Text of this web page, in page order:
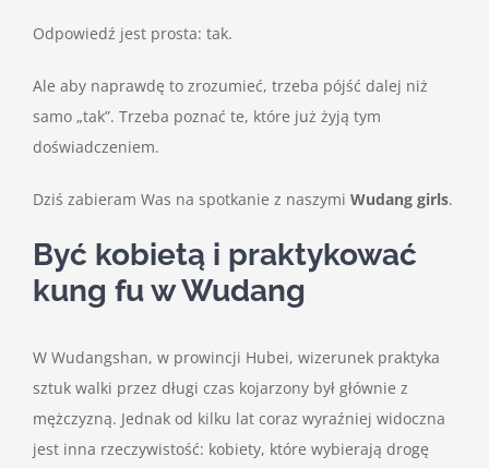
Odpowiedź jest prosta: tak.
Ale aby naprawdę to zrozumieć, trzeba pójść dalej niż
samo „tak”. Trzeba poznać te, które już żyją tym
doświadczeniem.
Dziś zabieram Was na spotkanie z naszymi Wudang girls.
Być kobietą i praktykować
kung fu w Wudang
W Wudangshan, w prowincji Hubei, wizerunek praktyka
sztuk walki przez długi czas kojarzony był głównie z
mężczyzną. Jednak od kilku lat coraz wyraźniej widoczna
jest inna rzeczywistość: kobiety, które wybierają drogę